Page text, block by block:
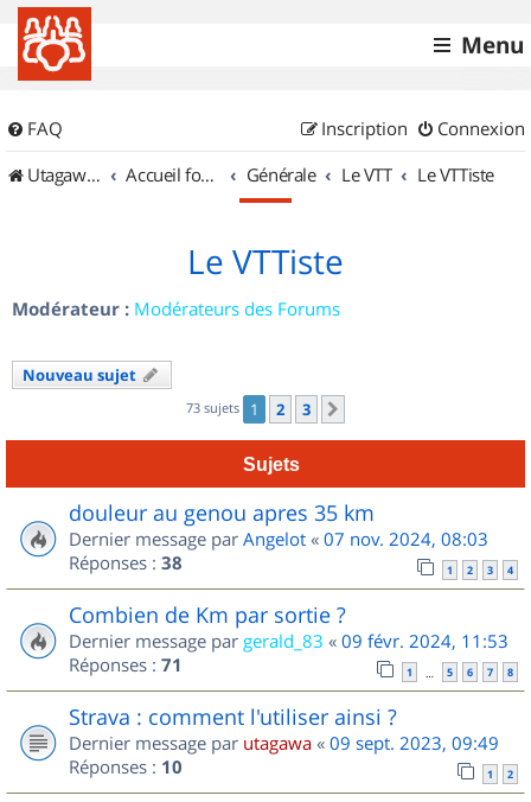
Menu
FAQ Connexion
Inscription
UtagawaVTT (Randos VTT et VTTAE avec traces GPS)
Accueil forum Générale Le VTT Le VTTiste
Le VTTiste
Modérateur : Modérateurs des Forums
Nouveau sujet
73 sujets 1 2 3
Sujets
douleur au genou apres 35 km
Dernier message par Angelot « 07 nov. 2024, 08:03
Réponses : 38 1 2 3 4
Combien de Km par sortie ?
Dernier message par gerald_83 « 09 févr. 2024, 11:53
Réponses : 71 1 … 5 6 7 8
Strava : comment l'utiliser ainsi ?
Dernier message par utagawa « 09 sept. 2023, 09:49
Réponses : 10 1 2